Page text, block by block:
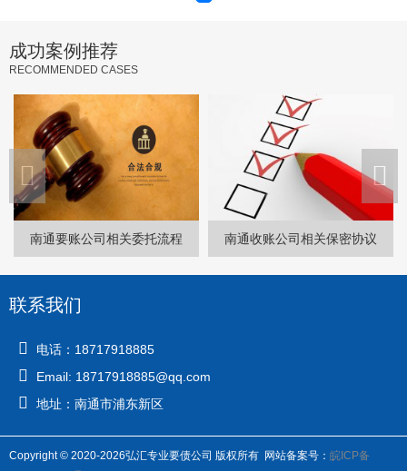
成功案例推荐
RECOMMENDED CASES
南通要账公司相关委托流程 南通收账公司相关保密协议
联系我们
电话：18717918885
Email: 18717918885@qq.com
地址：南通市浦东新区
Copyright © 2020-2026弘汇专业要债公司 版权所有 网站备案号： 皖ICP备